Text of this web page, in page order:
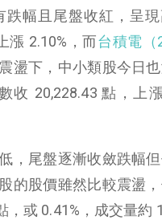
幅且尾盤收紅，呈
漲 2.10%，而台積電（
盪下，中小類股今日
收 20,228.43點，上漲
，尾盤逐漸收斂跌幅
的股價雖然比較震盪
，或 0.41% ，成交量約